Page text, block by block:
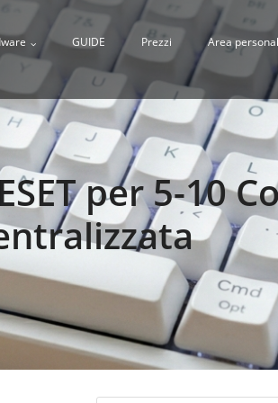
GUIDE Prezzi Area
per 5-10